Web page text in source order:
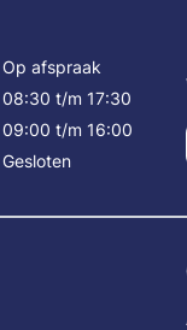
Op afspraak
08:30 t/m 17:30
09:00 t/m 16:00
Gesloten